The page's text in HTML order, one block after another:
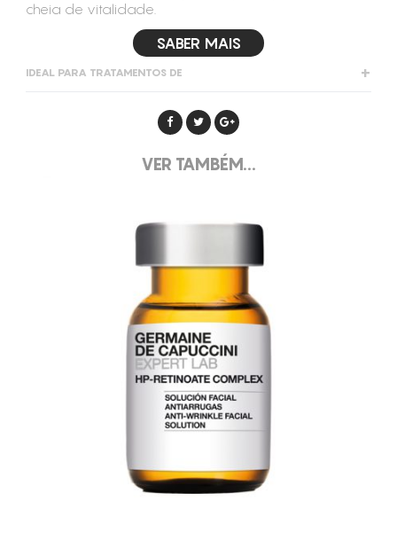
cheia de vitalidade.
SABER MAIS
IDEAL PARA TRATAMENTOS DE
Todos os tipos de peleVER TAMBÉM...